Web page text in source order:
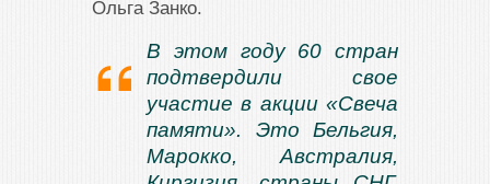
Ольга Занко.
В этом году 60 стран
подтвердили свое
участие в акции «Свеча
памяти». Это Бельгия,
Марокко, Австралия,